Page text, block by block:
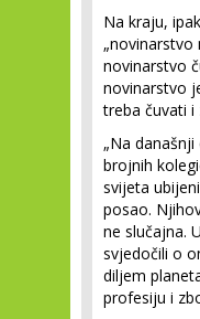
Na kraju,
novinarstvo
novinarstvo
treba čuvati i
„Na
brojnih
svijeta
posao.
ne slučajna.
svjedočili o
diljem
profesiju i